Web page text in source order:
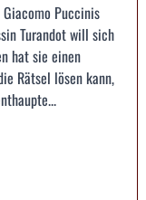
Puccinis
Turandot will sich
hat sie einen
Rätsel lösen kann,